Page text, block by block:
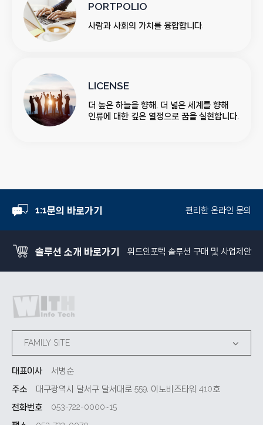
PORTPOLIO
사람과 사회의 가치를 융합합니다.
LICENSE
더 높은 하늘을 향해, 더 넓은 세계를 향해
인류에 대한 깊은 열정으로 꿈을 실현합니다.
1:1문의 바로가기 편리한 온라인 문의
솔루션 소개 바로가기 위드인포텍 솔루션 구매 및 사업제안
FAMILY SITE
대표이사
서병순
주소
대구광역시 달서구 달서대로 559, 이노비즈타워 410호
전화번호
053-722-0000~15